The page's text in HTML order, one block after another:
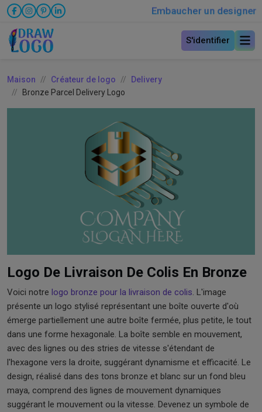
Embaucher un designer
S'identifier
Maison Créateur de logo
Delivery
Bronze Parcel Delivery Logo
Logo De Livraison De Colis En Bronze
Voici notre logo bronze pour la livraison de colis . L'image
présente un logo stylisé représentant une boîte ouverte d'où
émerge partiellement une autre boîte fermée, plus petite, le tout
dans une forme hexagonale. La boîte semble en mouvement,
avec des lignes ou des stries de vitesse s'étendant de
l'hexagone vers la droite, suggérant dynamisme et efficacité. Le
design, réalisé dans des tons bronze et blanc sur un fond bleu
maya, comprend des lignes de mouvement dynamiques
suggérant le mouvement ou la vitesse. Devenez un symbole de